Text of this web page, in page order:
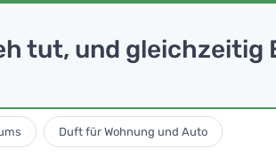
tut, und
Duft für Wohnung und Auto